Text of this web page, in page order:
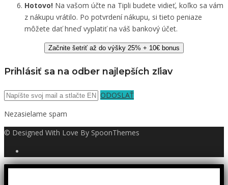
Hotovo! Na vašom účte na Tipli budete vidieť, koľko sa vám
z nákupu vrátilo. Po potvrdení nákupu, si tieto peniaze
môžete dať hneď vyplatiť na váš bankový účet.
Začnite šetriť až do výšky 25% + 10€ bonus
Prihlásiť sa na odber najlepších zľiav
ODOSLAŤ
Nezasielame spam
© Designed With Love By SpoonThemes